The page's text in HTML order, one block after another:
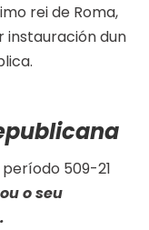
rei de Roma,
instauración dun
509-21
o seu